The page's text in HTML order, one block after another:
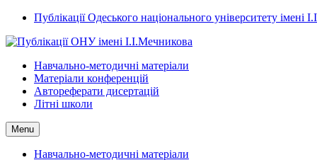
Публікації Одеського національного університету імені
Навчально-методичні матеріали
Матеріали конференцій
Автореферати дисертацій
Літні школи
Menu
Навчально-методичні матеріали